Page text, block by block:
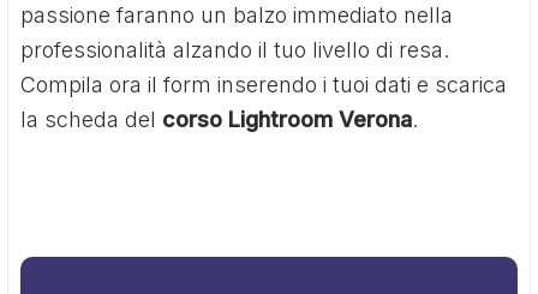
passione faranno un balzo immediato nella
professionalità alzando il tuo livello di resa.
Compila ora il form inserendo i tuoi dati e scarica
la scheda del corso Lightroom Verona.